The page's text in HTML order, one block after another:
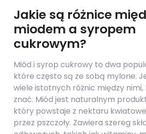
Jakie są różnice
miodem a syropem
cukrowym?
Miód i syrop cukrowy to dwa
które często są ze sobą mylone.
wiele istotnych różnic między
znać. Miód jest naturalnym
który powstaje z nektaru
przez pszczoły. Zawiera szereg